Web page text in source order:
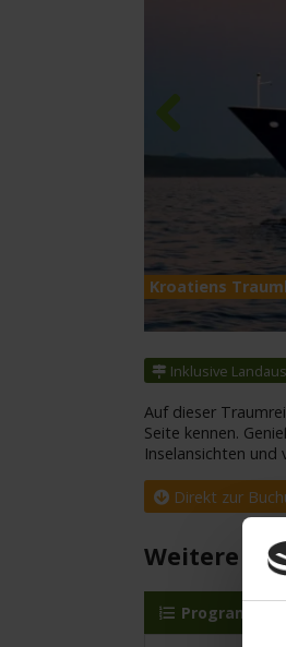
Kroatiens
Inklusive
Auf dieser
Seite kennen.
Inselansichten
Direkt zur
Weitere
Programm